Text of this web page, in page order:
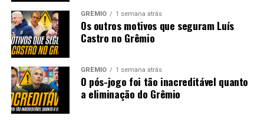
GRÊMIO 1 semana atrás
Os outros motivos que seguram Luís
Castro no Grêmio
GRÊMIO 1 semana atrás
O pós-jogo foi tão inacreditável quanto
a eliminação do Grêmio